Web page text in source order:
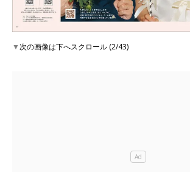
▼次の画像は下へスクロール (2/43)